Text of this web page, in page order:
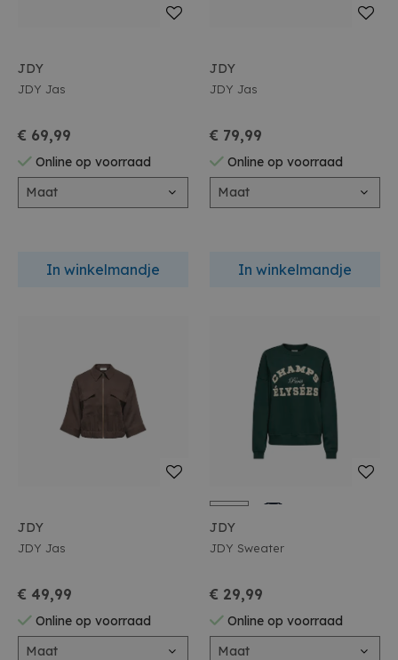
JDY
JDY Jas
€ 69,99
Online op voorraad
Maat
In winkelmandje
JDY
JDY Jas
€ 79,99
Online op voorraad
Maat
In winkelmandje
JDY
JDY Jas
€ 49,99
Online op voorraad
Maat
JDY
JDY Sweater
€ 29,99
Online op voorraad
Maat